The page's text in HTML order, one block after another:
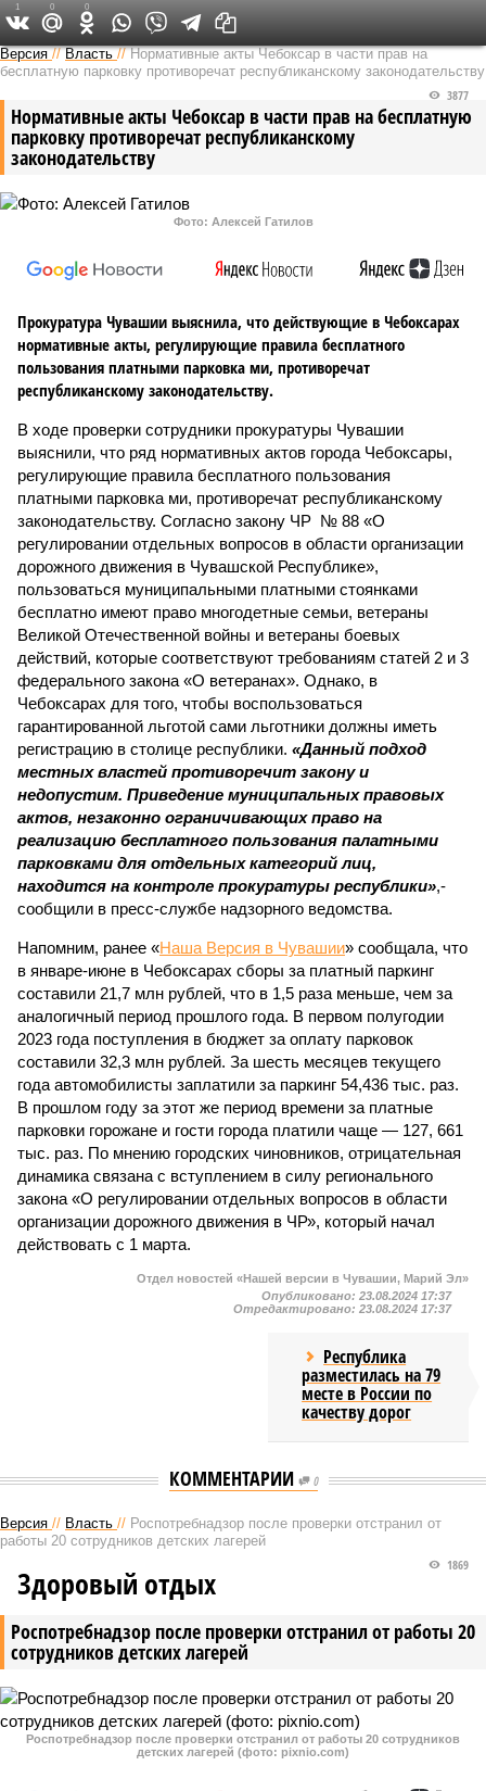
Версия в Чувашии
Версия //Власть //Нормативные акты Чебоксар в части прав на
бесплатную парковку противоречат республиканскому законодательству
Нормативные акты Чебоксар в части прав на бесплатную
парковку противоречат республиканскому
законодательству
3877
Фото: Алексей Гатилов
Прокуратура Чувашии выяснила, что действующие в Чебоксарах
нормативные акты, регулирующие правила бесплатного
пользования платными парковка ми, противоречат
республиканскому законодательству.
В ходе проверки сотрудники прокуратуры Чувашии
выяснили, что ряд нормативных актов города Чебоксары,
регулирующие правила бесплатного пользования
платными парковка ми, противоречат республиканскому
законодательству. Согласно закону ЧР № 88 «О
регулировании отдельных вопросов в области организации
дорожного движения в Чувашской Республике»,
пользоваться муниципальными платными стоянками
бесплатно имеют право многодетные семьи, ветераны
Великой Отечественной войны и ветераны боевых
действий, которые соответствуют требованиям статей 2 и 3
федерального закона «О ветеранах». Однако, в
Чебоксарах для того, чтобы воспользоваться
гарантированной льготой сами льготники должны иметь
регистрацию в столице республики. «Данный подход
местных властей противоречит закону и
недопустим. Приведение муниципальных правовых
актов, незаконно ограничивающих право на
реализацию бесплатного пользования палатными
парковками для отдельных категорий лиц,
находится на контроле прокуратуры республики»,-
сообщили в пресс-службе надзорного ведомства.
Напомним, ранее «Наша Версия в Чувашии» сообщала, что
в январе-июне в Чебоксарах сборы за платный паркинг
составили 21,7 млн рублей, что в 1,5 раза меньше, чем за
аналогичный период прошлого года. В первом полугодии
2023 года поступления в бюджет за оплату парковок
составили 32,3 млн рублей. За шесть месяцев текущего
года автомобилисты заплатили за паркинг 54,436 тыс. раз.
В прошлом году за этот же период времени за платные
парковки горожане и гости города платили чаще — 127, 661
тыс. раз. По мнению городских чиновников, отрицательная
динамика связана с вступлением в силу регионального
закона «О регулировании отдельных вопросов в области
организации дорожного движения в ЧР», который начал
действовать с 1 марта.
1 0 0
Отдел новостей «Нашей версии в Чувашии, Марий Эл»
Опубликовано: 23.08.2024 17:37
Отредактировано: 23.08.2024 17:37
Республика
разместилась на 79
месте в России по
качеству дорог
КОММЕНТАРИИ 0
Версия // Власть // Роспотребнадзор после проверки отстранил от
работы 20 сотрудников детских лагерей
Роспотребнадзор после проверки отстранил от работы 20
сотрудников детских лагерей
1869
Здоровый отдых
Роспотребнадзор после проверки отстранил от работы 20 сотрудников
детских лагерей (фото: pixnio.com)